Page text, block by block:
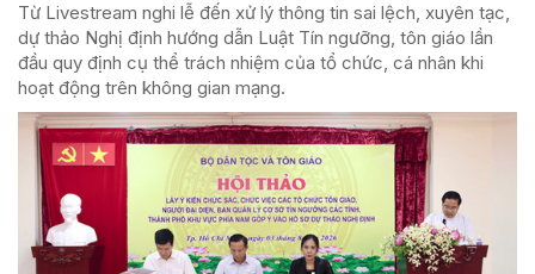
Từ Livestream nghi lễ đến xử lý thông tin sai lệch, xuyên tạc,
dự thảo Nghị định hướng dẫn Luật Tín ngưỡng, tôn giáo lần
đầu quy định cụ thể trách nhiệm của tổ chức, cá nhân khi
hoạt động trên không gian mạng.